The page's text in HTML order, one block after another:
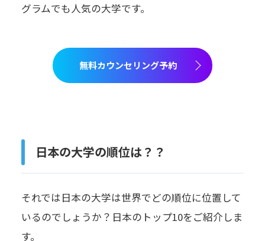
グラムでも人気の大学です。
無料カウンセリング予約
日本の大学の順位は？？
それでは日本の大学は世界でどの順位に位置して
いるのでしょうか？日本のトップ10をご紹介しま
す。